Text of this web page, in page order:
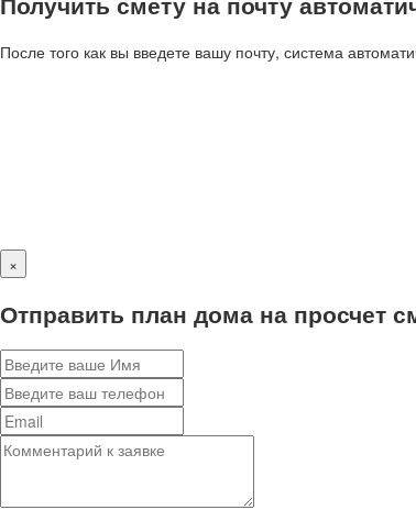
После того как вы введете вашу почту, система
×
Отправить план дома на просчет